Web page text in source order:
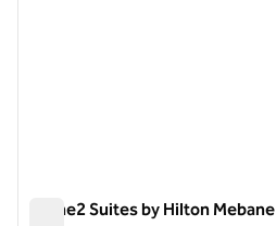
Home2 Suites by Hilton Mebane